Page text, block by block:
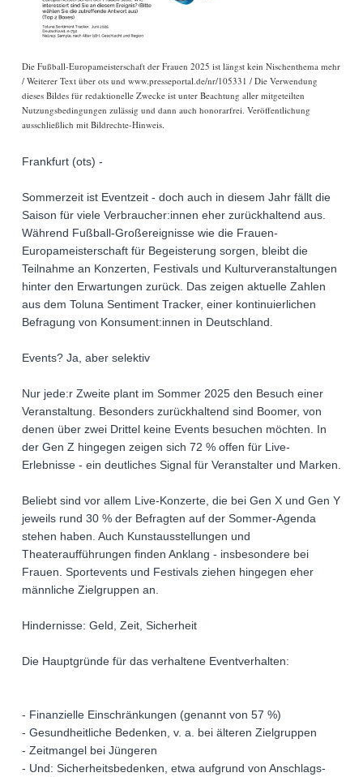
Die Fußball-Europameisterschaft der Frauen 2025 ist längst kein Nischenthema mehr
/ Weiterer Text über ots und www.presseportal.de/nr/105331 / Die Verwendung
dieses Bildes für redaktionelle Zwecke ist unter Beachtung aller mitgeteilten
Nutzungsbedingungen zulässig und dann auch honorarfrei. Veröffentlichung
ausschließlich mit Bildrechte-Hinweis.
Frankfurt (ots) -
Sommerzeit ist Eventzeit - doch auch in diesem Jahr fällt die
Saison für viele Verbraucher:innen eher zurückhaltend aus.
Während Fußball-Großereignisse wie die Frauen-
Europameisterschaft für Begeisterung sorgen, bleibt die
Teilnahme an Konzerten, Festivals und Kulturveranstaltungen
hinter den Erwartungen zurück. Das zeigen aktuelle Zahlen
aus dem Toluna Sentiment Tracker, einer kontinuierlichen
Befragung von Konsument:innen in Deutschland.
Events? Ja, aber selektiv
Nur jede:r Zweite plant im Sommer 2025 den Besuch einer
Veranstaltung. Besonders zurückhaltend sind Boomer, von
denen über zwei Drittel keine Events besuchen möchten. In
der Gen Z hingegen zeigen sich 72 % offen für Live-
Erlebnisse - ein deutliches Signal für Veranstalter und Marken.
Beliebt sind vor allem Live-Konzerte, die bei Gen X und Gen Y
jeweils rund 30 % der Befragten auf der Sommer-Agenda
stehen haben. Auch Kunstausstellungen und
Theateraufführungen finden Anklang - insbesondere bei
Frauen. Sportevents und Festivals ziehen hingegen eher
männliche Zielgruppen an.
Hindernisse: Geld, Zeit, Sicherheit
Die Hauptgründe für das verhaltene Eventverhalten:
- Finanzielle Einschränkungen (genannt von 57 %)
- Gesundheitliche Bedenken, v. a. bei älteren Zielgruppen
- Zeitmangel bei Jüngeren
- Und: Sicherheitsbedenken, etwa aufgrund von Anschlags-